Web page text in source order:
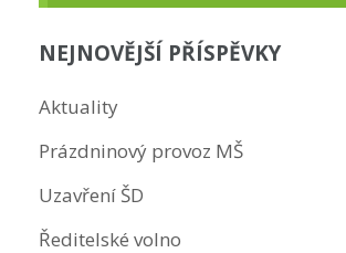
NEJNOVĚJŠÍ PŘÍSPĚVKY
Aktuality
Prázdninový provoz MŠ
Uzavření ŠD
Ředitelské volno